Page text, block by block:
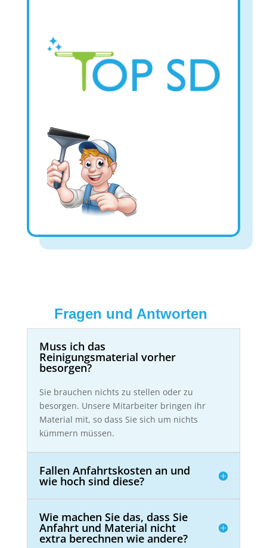
Fragen und Antworten
Muss ich das
Reinigungsmaterial vorher
besorgen?
Sie brauchen nichts zu stellen oder zu
besorgen. Unsere Mitarbeiter bringen ihr
Material mit, so dass Sie sich um nichts
kümmern müssen.
Fallen Anfahrtskosten an und
wie hoch sind diese?
Wie machen Sie das, dass Sie
Anfahrt und Material nicht
extra berechnen wie andere?